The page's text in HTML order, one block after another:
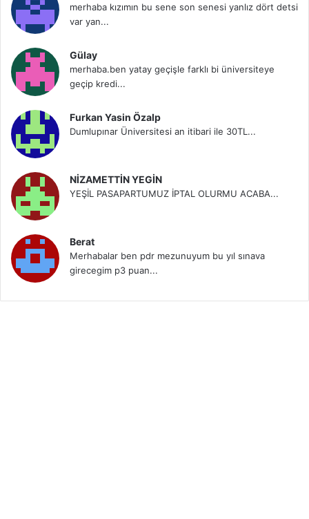
merhaba kızımın bu sene son senesi yanlız dört detsi
var yan...
Gülay
merhaba.ben yatay geçişle farklı bi üniversiteye
geçip kredi...
Furkan Yasin Özalp
Dumlupınar Üniversitesi an itibari ile 30TL...
NİZAMETTİN YEGİN
YEŞİL PASAPARTUMUZ İPTAL OLURMU ACABA...
Berat
Merhabalar ben pdr mezunuyum bu yıl sınava
girecegim p3 puan...